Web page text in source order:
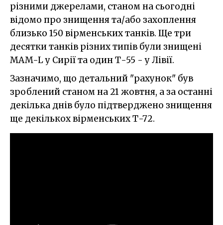
різними джерелами, станом на сьогодні
відомо про знищення та/або захоплення
близько 150 вірменських танків. Ще три
десятки танків різних типів були знищені
MAM-L у Сирії та один Т-55 - у Лівії.
Зазначимо, що детальний "рахунок" був
зроблений станом на 21 жовтня, а за останні
декілька днів було підтверджено знищення
ще декількох вірменських Т-72.